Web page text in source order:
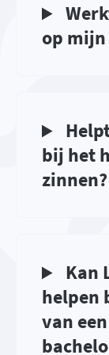
op
bij het
zinnen?
Kan
helpen
van